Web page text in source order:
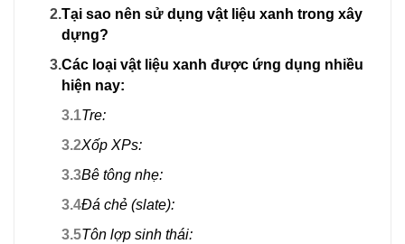
2.Tại sao nên sử dụng vật liệu xanh trong xây
dựng?
3.Các loại vật liệu xanh được ứng dụng nhiều
hiện nay:
3.1Tre:
3.2Xốp XPs:
3.3Bê tông nhẹ:
3.4Đá chẻ (slate):
3.5Tôn lợp sinh thái: